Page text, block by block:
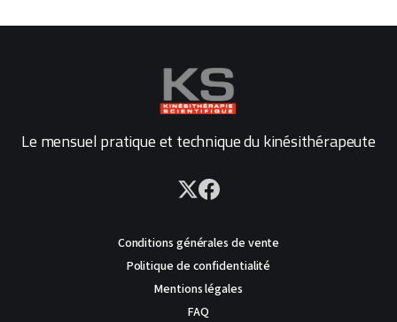
Le mensuel pratique et technique du kinésithérapeute
Conditions générales de vente
Politique de confidentialité
Mentions légales
FAQ